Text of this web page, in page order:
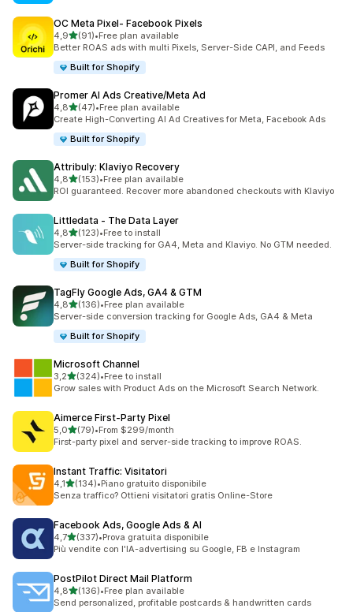
OC Meta Pixel‑ Facebook Pixels
4,9stelle su 5
(91)
91 recensioni totali
•Free plan available
Better ROAS ads with multi Pixels, Server-Side CAPI, and Feeds
Built for Shopify
Promer AI Ads Creative/Meta Ad
4,8stelle su 5
(47)
47 recensioni totali
•Free plan available
Create High-Converting AI Ad Creatives for Meta, Facebook Ads
Built for Shopify
Attribuly: Klaviyo Recovery
4,8stelle su 5
(153)
153 recensioni totali
•Free plan available
ROI guaranteed. Recover more abandoned checkouts with Klaviyo
Littledata ‑ The Data Layer
4,8stelle su 5
(123)
123 recensioni totali
•Free to install
Server-side tracking for GA4, Meta and Klaviyo. No GTM needed.
Built for Shopify
TagFly Google Ads, GA4 & GTM
4,8stelle su 5
(136)
136 recensioni totali
•Free plan available
Server-side conversion tracking for Google Ads, GA4 & Meta
Built for Shopify
Microsoft Channel
3,2stelle su 5
(324)
324 recensioni totali
•Free to install
Grow sales with Product Ads on the Microsoft Search Network.
Aimerce First‑Party Pixel
5,0stelle su 5
(79)
79 recensioni totali
•From $299/month
First-party pixel and server-side tracking to improve ROAS.
Instant Traffic: Visitatori
4,1stelle su 5
(134)
134 recensioni totali
•Piano gratuito disponibile
Senza traffico? Ottieni visitatori gratis Online-Store
Facebook Ads, Google Ads & AI
4,7stelle su 5
(337)
337 recensioni totali
•Prova gratuita disponibile
Più vendite con l'IA-advertising su Google, FB e Instagram
PostPilot Direct Mail Platform
4,8stelle su 5
(136)
136 recensioni totali
•Free plan available
Send personalized, profitable postcards & handwritten cards